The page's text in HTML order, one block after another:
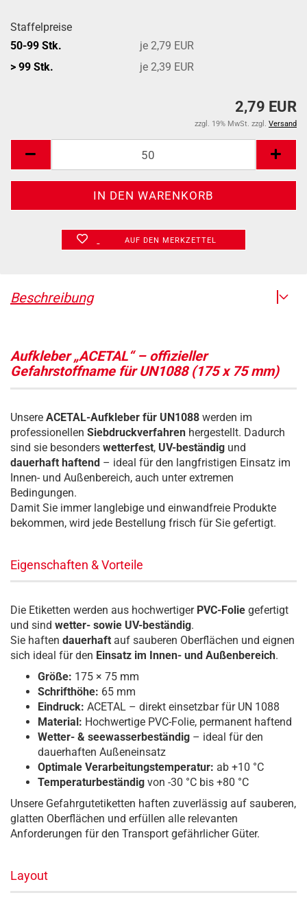
Staffelpreise
50-99 Stk.
je 2,79 EUR
> 99 Stk.
je 2,39 EUR
2,79 EUR
zzgl. 19% MwSt. zzgl. Versand
AUF DEN MERKZETTEL
Beschreibung
Aufkleber „ACETAL“ – offizieller
Gefahrstoffname für UN1088 (175 x 75 mm)
Unsere ACETAL-Aufkleber für UN1088 werden im
professionellen Siebdruckverfahren hergestellt. Dadurch
sind sie besonders wetterfest, UV-beständig und
dauerhaft haftend – ideal für den langfristigen Einsatz im
Innen- und Außenbereich, auch unter extremen
Bedingungen.
Damit Sie immer langlebige und einwandfreie Produkte
bekommen, wird jede Bestellung frisch für Sie gefertigt.
Eigenschaften & Vorteile
Die Etiketten werden aus hochwertiger PVC-Folie gefertigt
und sind wetter- sowie UV-beständig.
Sie haften dauerhaft auf sauberen Oberflächen und eignen
sich ideal für den Einsatz im Innen- und Außenbereich.
Größe: 175 × 75 mm
Schrifthöhe: 65 mm
Eindruck: ACETAL – direkt einsetzbar für UN 1088
Material: Hochwertige PVC-Folie, permanent haftend
Wetter- & seewasserbeständig – ideal für den
dauerhaften Außeneinsatz
Optimale Verarbeitungstemperatur: ab +10 °C
Temperaturbeständig von -30 °C bis +80 °C
Unsere Gefahrgutetiketten haften zuverlässig auf sauberen,
glatten Oberflächen und erfüllen alle relevanten
Anforderungen für den Transport gefährlicher Güter.
Layout